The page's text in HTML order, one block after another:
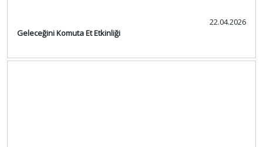
22.04.2026
Geleceğini Komuta Et Etkinliği